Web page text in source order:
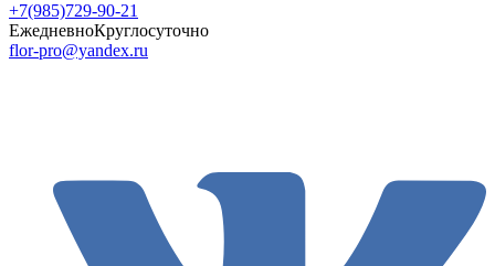
+7(985)729-90-21
ЕжедневноКруглосуточно
flor-pro@yandex.ru